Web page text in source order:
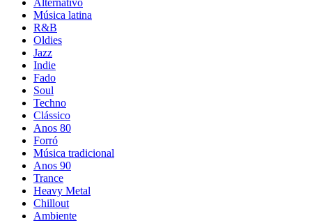
Alternativo
Música latina
R&B
Oldies
Jazz
Indie
Fado
Soul
Techno
Clássico
Anos 80
Forró
Música tradicional
Anos 90
Trance
Heavy Metal
Chillout
Ambiente